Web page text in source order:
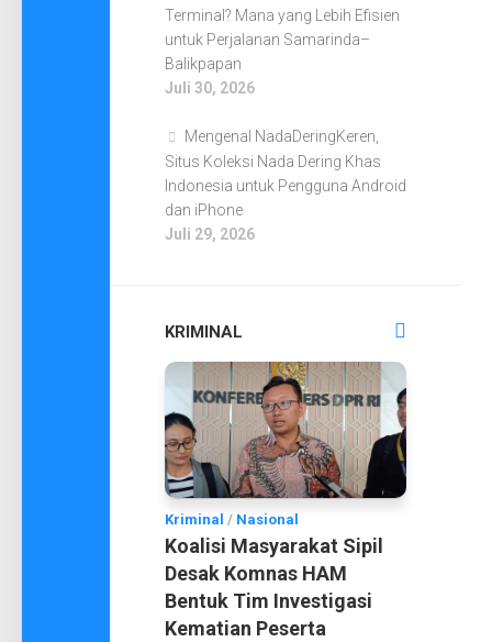
Terminal? Mana yang Lebih Efisien
untuk Perjalanan Samarinda–
Balikpapan
Juli 30, 2026
Mengenal NadaDeringKeren,
Situs Koleksi Nada Dering Khas
Indonesia untuk Pengguna Android
dan iPhone
Juli 29, 2026
KRIMINAL
Kriminal / Nasional
Koalisi Masyarakat Sipil
Desak Komnas HAM
Bentuk Tim Investigasi
Kematian Peserta